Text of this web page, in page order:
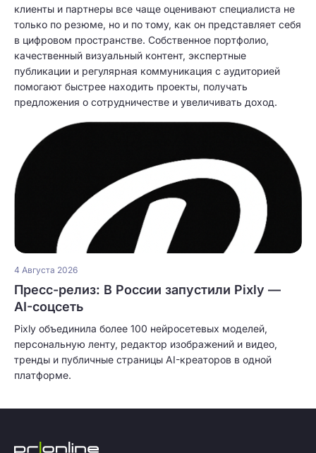
клиенты и партнеры все чаще оценивают специалиста не
только по резюме, но и по тому, как он представляет себя
в цифровом пространстве. Собственное портфолио,
качественный визуальный контент, экспертные
публикации и регулярная коммуникация с аудиторией
помогают быстрее находить проекты, получать
предложения о сотрудничестве и увеличивать доход.
4 Августа 2026
Пресс-релиз: В России запустили Pixly —
AI-соцсеть
Pixly объединила более 100 нейросетевых моделей,
персональную ленту, редактор изображений и видео,
тренды и публичные страницы AI-креаторов в одной
платформе.